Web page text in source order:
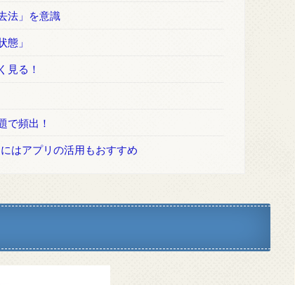
法」を意識
態」
見る！
で頻出！
はアプリの活用もおすすめ